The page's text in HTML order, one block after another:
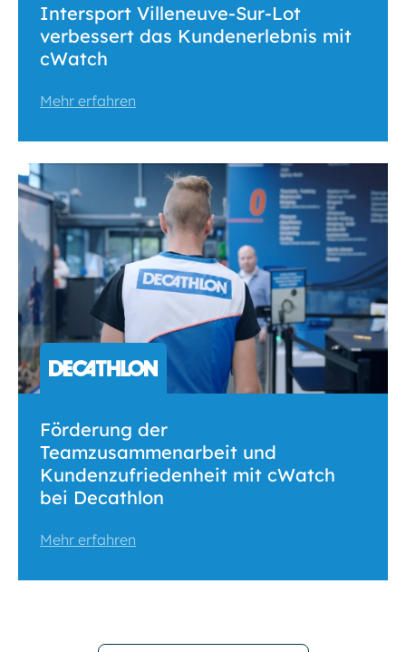
Intersport Villeneuve-Sur-Lot
verbessert das Kundenerlebnis mit
cWatch
Mehr erfahren
Förderung der
Teamzusammenarbeit und
Kundenzufriedenheit mit cWatch
bei Decathlon
Mehr erfahren